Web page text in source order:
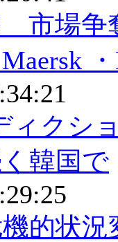
市場争
・
ィクシ
韓国で
的状